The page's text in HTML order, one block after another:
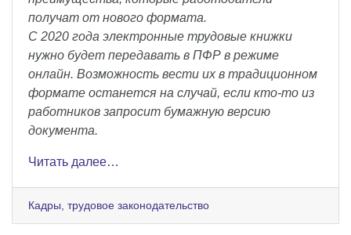
получат от нового формата.
С 2020 года электронные трудовые книжки
нужно будет передавать в ПФР в режиме
онлайн. Возможность вести их в традиционном
формате останется на случай, если кто-то из
работников запросит бумажную версию
документа.
Читать далее…
Кадры, трудовое законодательство